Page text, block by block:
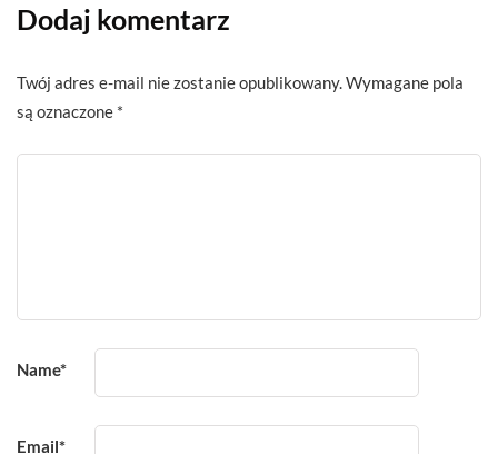
Dodaj komentarz
Twój adres e-mail nie zostanie opublikowany. Wymagane pola
są oznaczone *
Name*
Email*